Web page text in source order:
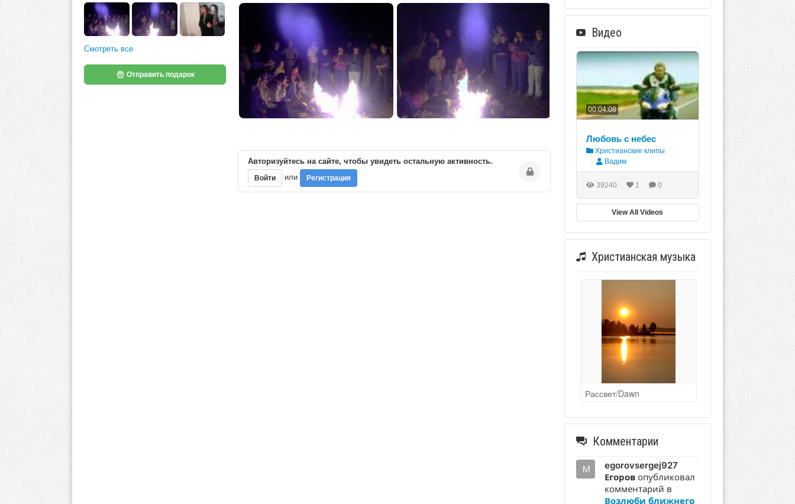
Смотреть все
Отправить подарок
Авторизуйтесь на сайте, чтобы увидеть остальную активность.
Войти или Регистрация
Видео
00:04:08
Любовь с небес
Христианские клипы
Вадим
39240 1 0
View All Videos
Христианская музыка
Рассвет/Dawn
Комментарии
egorovsergej927
Егоровопубликовал
комментарий в
Возлюби ближнего